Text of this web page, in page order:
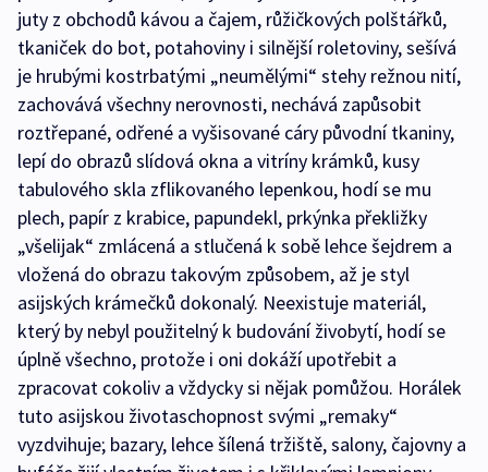
juty z obchodů kávou a čajem, růžičkových polštářků,
tkaniček do bot, potahoviny i silnější roletoviny, sešívá
je hrubými kostrbatými „neumělými“ stehy režnou nití,
zachovává všechny nerovnosti, nechává zapůsobit
roztřepané, odřené a vyšisované cáry původní tkaniny,
lepí do obrazů slídová okna a vitríny krámků, kusy
tabulového skla zflikovaného lepenkou, hodí se mu
plech, papír z krabice, papundekl, prkýnka překližky
„všelijak“ zmlácená a stlučená k sobě lehce šejdrem a
vložená do obrazu takovým způsobem, až je styl
asijských krámečků dokonalý. Neexistuje materiál,
který by nebyl použitelný k budování živobytí, hodí se
úplně všechno, protože i oni dokáží upotřebit a
zpracovat cokoliv a vždycky si nějak pomůžou. Horálek
tuto asijskou životaschopnost svými „remaky“
vyzdvihuje; bazary, lehce šílená tržiště, salony, čajovny a